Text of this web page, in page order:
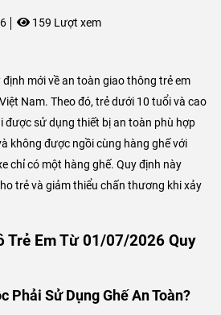
159 Lượt xem
mới về an toàn giao thông trẻ em
Nam. Theo đó, trẻ dưới 10 tuổi và cao
được sử dụng thiết bị an toàn phù hợp
không được ngồi cùng hàng ghế với
chỉ có một hàng ghế. Quy định này
trẻ và giảm thiểu chấn thương khi xảy
Trẻ Em Từ 01/07/2026 Quy
Phải Sử Dụng Ghế An Toàn?